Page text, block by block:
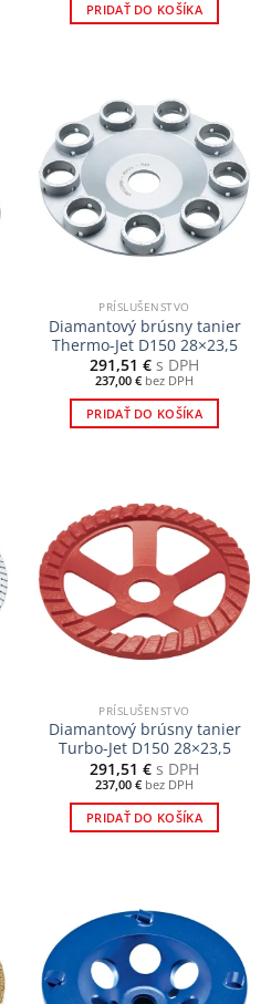
PRIDAŤ DO KOŠÍKA
PRÍSLUŠENSTVO
Diamantový brúsny tanier
Thermo-Jet D150 28×23,5
291,51 € s DPH
237,00 € bez DPH
PRIDAŤ DO KOŠÍKA
PRÍSLUŠENSTVO
Diamantový brúsny tanier
Turbo-Jet D150 28×23,5
291,51 € s DPH
237,00 € bez DPH
PRIDAŤ DO KOŠÍKA